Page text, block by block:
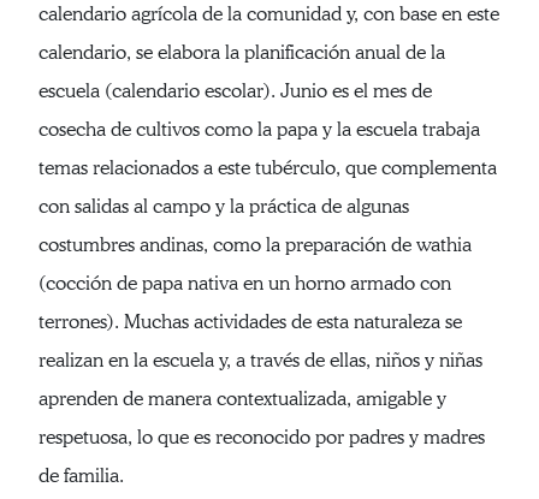
calendario agrícola de la comunidad y, con base en este
calendario, se elabora la planificación anual de la
escuela (calendario escolar). Junio es el mes de
cosecha de cultivos como la papa y la escuela trabaja
temas relacionados a este tubérculo, que complementa
con salidas al campo y la práctica de algunas
costumbres andinas, como la preparación de wathia
(cocción de papa nativa en un horno armado con
terrones). Muchas actividades de esta naturaleza se
realizan en la escuela y, a través de ellas, niños y niñas
aprenden de manera contextualizada, amigable y
respetuosa, lo que es reconocido por padres y madres
de familia.